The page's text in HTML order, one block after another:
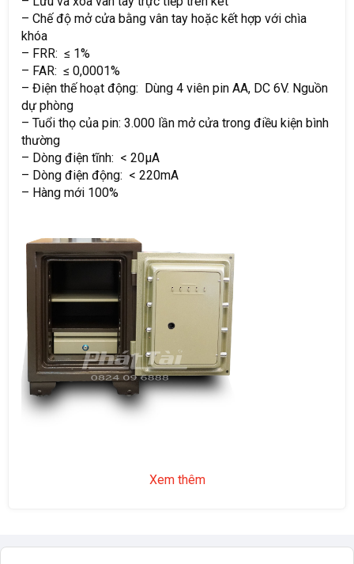
– Chế độ mở cửa bằng vân tay hoặc kết hợp với chìa
khóa
– FRR: ≤ 1%
– FAR: ≤ 0,0001%
– Điện thế hoạt động: Dùng 4 viên pin AA, DC 6V. Nguồn
dự phòng
– Tuổi thọ của pin: 3.000 lần mở cửa trong điều kiện bình
thường
– Dòng điện tĩnh: < 20µA
– Dòng điện động: < 220mA
– Hàng mới 100%
Xem thêm